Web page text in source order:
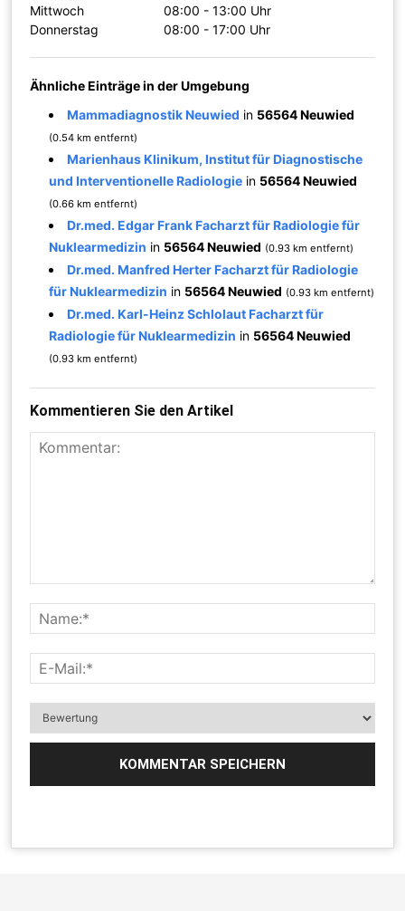
Mittwoch
08:00 - 13:00 Uhr
Donnerstag
08:00 - 17:00 Uhr
Ähnliche Einträge in der Umgebung
Mammadiagnostik Neuwied in 56564 Neuwied
(0.54 km entfernt)
Marienhaus Klinikum, Institut für Diagnostische
und Interventionelle Radiologie in 56564 Neuwied
(0.66 km entfernt)
Dr.med. Edgar Frank Facharzt für Radiologie für
Nuklearmedizin in 56564 Neuwied (0.93 km entfernt)
Dr.med. Manfred Herter Facharzt für Radiologie
für Nuklearmedizin in 56564 Neuwied (0.93 km entfernt)
Dr.med. Karl-Heinz Schlolaut Facharzt für
Radiologie für Nuklearmedizin in 56564 Neuwied
(0.93 km entfernt)
Kommentieren Sie den Artikel